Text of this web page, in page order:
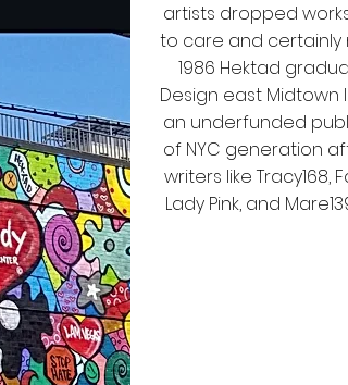
artists dropped
to care and certainly
1986 Hektad
Design east Midtown
an underfunded
of NYC generation
writers like Tracy168,
Lady Pink, and